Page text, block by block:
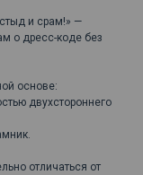
и срам!» —
о дресс-коде без
основе:
двухстороннего
отличаться от